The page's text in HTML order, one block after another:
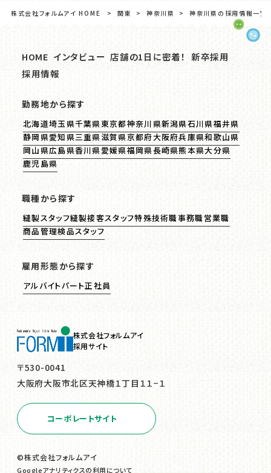
株式会社フォルムアイ HOME 関東 神奈川県 神奈川県の採用情報一覧
HOME インタビュー 店舗の1日に密着！ 新卒採用
採用情報
勤務地から探す
北海道埼玉県千葉県東京都神奈川県新潟県石川県福井県
静岡県愛知県三重県滋賀県京都府大阪府兵庫県和歌山県
岡山県広島県香川県愛媛県福岡県長崎県熊本県大分県
鹿児島県
職種から探す
縫製スタッフ縫製接客スタッフ特殊技術職事務職営業職
商品管理検品スタッフ
雇用形態から探す
アルバイトパート正社員
株式会社フォルムアイ
採用サイト
〒530-0041
大阪府大阪市北区天神橋１丁目１１−１
コーポレートサイト
©株式会社フォルムアイ
Googleアナリティクスの利用について